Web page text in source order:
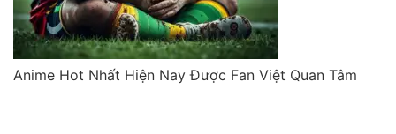
Anime Hot Nhất Hiện Nay Được Fan Việt Quan Tâm